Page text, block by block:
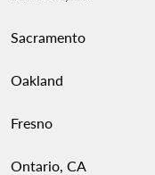
Sacramento
Oakland
Fresno
Ontario, CA